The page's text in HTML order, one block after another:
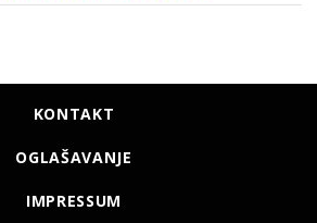
KONTAKT
OGLAŠAVANJE
IMPRESSUM